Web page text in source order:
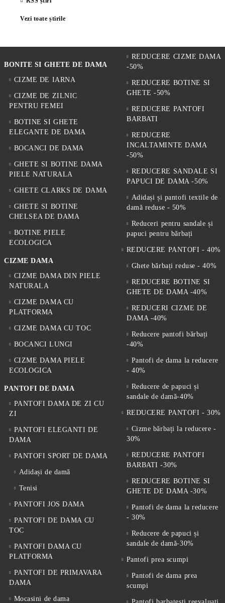
Vezi toate știrile
BONITE SI GHETE DE DAMA
CIZME DE IARNA
CIZME DE ZILNIC
PENTRU FEMEI
BOTINE SI GHETE
ELEGANTE DE DAMA
BOCANCI DE DAMA
GHETE SI BOTINE DAMA
PIELE NATURALA
GHETE CLARKS DE DAMA
GHETE SI BOTINE
CHELSEA DE DAMA
BOTINE PIELE
ECOLOGICA
CIZME DAMA
CIZME DAMA DIN PIELE
NATURALA
CIZME DAMA CU
PLATFORMA
CIZME DAMA CU TOC
BOCANCI LUNGI
CIZME DAMA PIELE
ECOLOGICA
PANTOFI DE DAMA
PANTOFI DAMA DE ZI CU
ZI
PANTOFI ELEGANTI DE
DAMA
PANTOFI SPORT DE DAMA
Adidași de damă
Tenisi
PANTOFI JOS DAMA
PANTOFI DE DAMA CU
TOC
PANTOFI DAMA CU
PLATFORMA
PANTOFI DE PRIMAVARA
DAMA
Mocasini de dama
REDUCERE CIZME DAMA
-50%
REDUCERE BOTINE SI
GHETE -50%
REDUCERE PANTOFI
BARBATI
REDUCERE
INCALTAMINTE DAMA
-50%
REDUCERE SANDALE SI
PAPUCI DE DAMA -50%
Adidași și pantofi textile de
damă reduse - 50%
Reduceri pentru sandale și
papuci pentru bărbați
REDUCERE PANTOFI - 40%
Ghete bărbați reduse - 40%
REDUCERE BOTINE SI
GHETE DE DAMA -40%
REDUCERI CIZME DE
DAMA -40%
Reducere pantofi bărbați
-40%
Pantofi de dama la reducere
- 40%
Reducere de papuci și
sandale de damă-40%
REDUCERE PANTOFI - 30%
Cizme bărbați la reducere -
30%
REDUCERE PANTOFI
BARBATI -30%
REDUCERE BOTINE SI
GHETE DE DAMA -30%
Pantofi de dama la reducere
- 30%
Reducere de papuci și
sandale de damă-30%
Pantofi prea scumpi
Pantofi de dama prea
scumpi